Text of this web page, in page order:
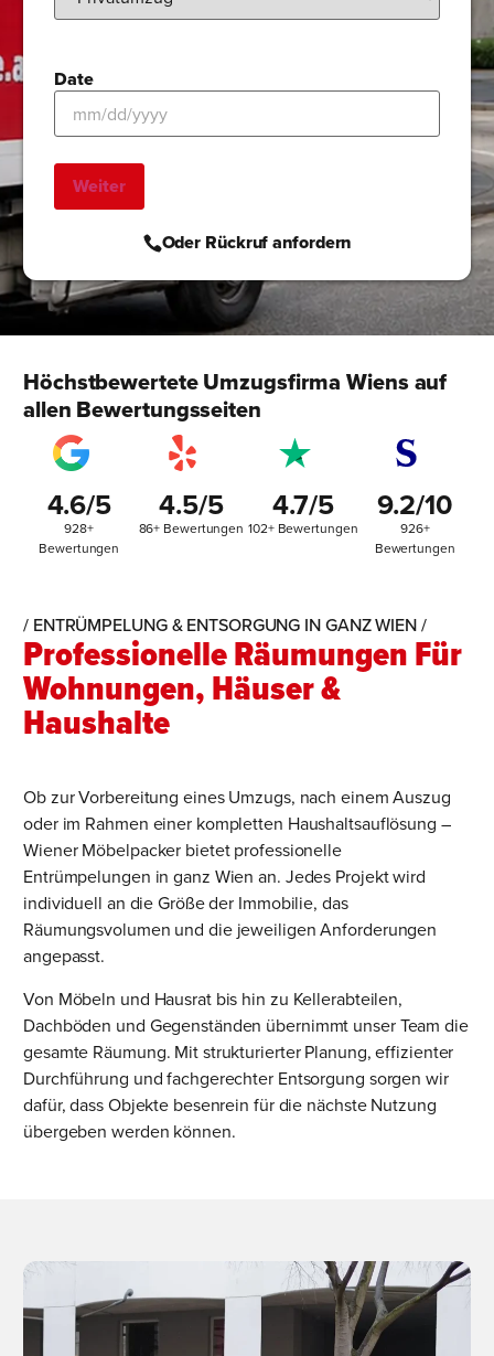
Date
Oder Rückruf anfordern
Höchstbewertete Umzugsfirma Wiens auf
allen Bewertungsseiten
4.6/5
928+
Bewertungen
4.5/5
86+ Bewertungen
4.7/5
102+ Bewertungen
9.2/10
926+
Bewertungen
/ ENTRÜMPELUNG & ENTSORGUNG IN GANZ WIEN /
Professionelle Räumungen Für
Wohnungen, Häuser &
Haushalte
Ob zur Vorbereitung eines Umzugs, nach einem Auszug
oder im Rahmen einer kompletten Haushaltsauflösung –
Wiener Möbelpacker bietet professionelle
Entrümpelungen in ganz Wien an. Jedes Projekt wird
individuell an die Größe der Immobilie, das
Räumungsvolumen und die jeweiligen Anforderungen
angepasst.
Von Möbeln und Hausrat bis hin zu Kellerabteilen,
Dachböden und Gegenständen übernimmt unser Team die
gesamte Räumung. Mit strukturierter Planung, effizienter
Durchführung und fachgerechter Entsorgung sorgen wir
dafür, dass Objekte besenrein für die nächste Nutzung
übergeben werden können.